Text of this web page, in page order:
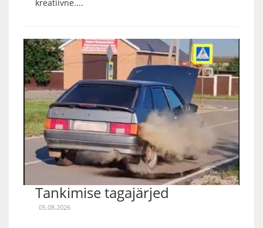
kreatiivne....
Tankimise tagajärjed
05.08.2026